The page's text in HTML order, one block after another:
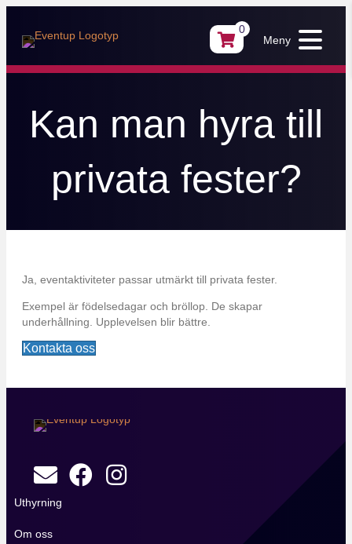
0
Meny
Kan man hyra till
privata fester?
Ja, eventaktiviteter passar utmärkt till privata fester.
Exempel är födelsedagar och bröllop. De skapar
underhållning. Upplevelsen blir bättre.
Kontakta oss
Uthyrning
Om oss